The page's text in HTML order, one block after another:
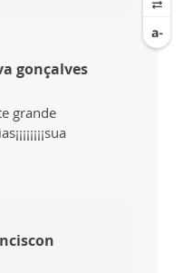
gonçalves
grande